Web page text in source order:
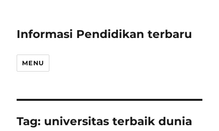
Informasi Pendidikan terbaru
MENU
Tag: universitas terbaik dunia